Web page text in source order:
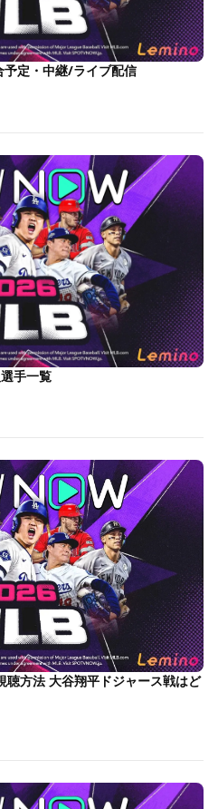
予定・中継/ライブ配信
手一覧
方法 大谷翔平ドジャース戦はど